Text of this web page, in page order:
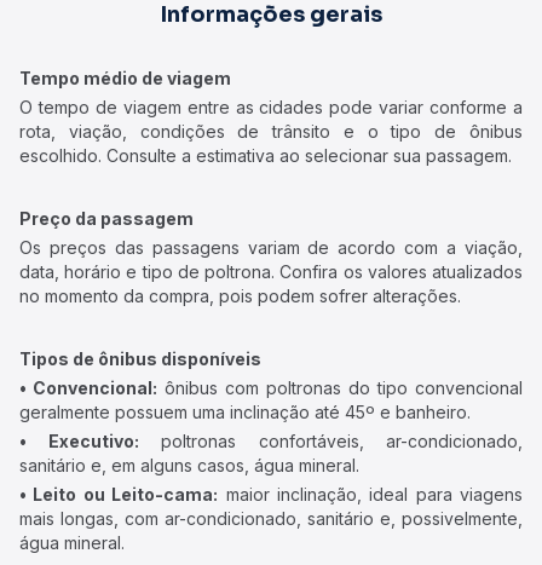
Informações gerais
Tempo médio de viagem
O tempo de viagem entre as cidades pode variar conforme a
rota, viação, condições de trânsito e o tipo de ônibus
escolhido. Consulte a estimativa ao selecionar sua passagem.
Preço da passagem
Os preços das passagens variam de acordo com a viação,
data, horário e tipo de poltrona. Confira os valores atualizados
no momento da compra, pois podem sofrer alterações.
Tipos de ônibus disponíveis
• Convencional: ônibus com poltronas do tipo convencional
geralmente possuem uma inclinação até 45º e banheiro.
• Executivo: poltronas confortáveis, ar-condicionado,
sanitário e, em alguns casos, água mineral.
• Leito ou Leito-cama: maior inclinação, ideal para viagens
mais longas, com ar-condicionado, sanitário e, possivelmente,
água mineral.